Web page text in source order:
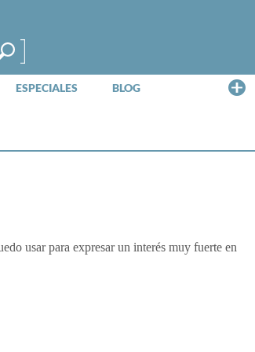
ESPECIALES BLOG
usar para expresar un interés muy fuerte en